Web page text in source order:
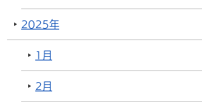
2025年
1月
2月